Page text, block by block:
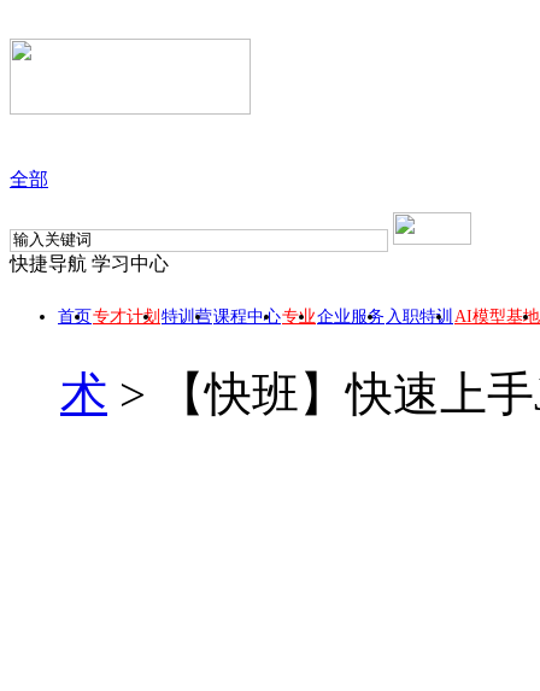
全部
快捷导航 学习中心
首页专才计划 特训营课程中心专业企业服务 入职特训 AI模型基地
术 > 【快班】快速上